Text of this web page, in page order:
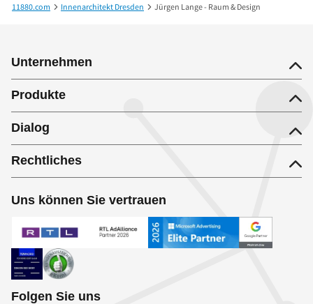
11880.com Innenarchitekt Dresden Jürgen Lange - Raum & Design
Unternehmen
Produkte
Dialog
Rechtliches
Uns können Sie vertrauen
Folgen Sie uns